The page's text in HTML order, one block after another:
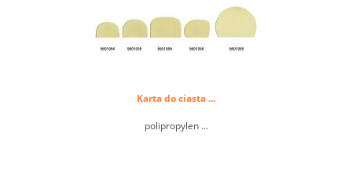
Karta do ciasta ...
polipropylen ...